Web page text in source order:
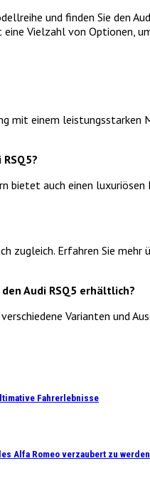
und finden Sie den
Vielzahl von Optionen,
mit einem
bietet auch einen
zugleich. Erfahren Sie
Audi RSQ5 erhältlich?
Varianten und
Fahrerlebnisse
Alfa Romeo verzaubert zu werden